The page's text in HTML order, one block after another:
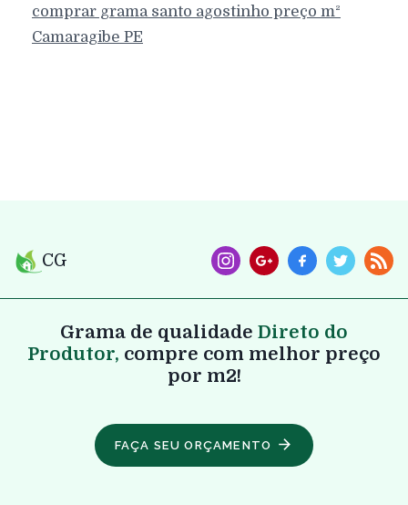
comprar grama santo agostinho preço m²
Camaragibe PE
CG
Grama de qualidade Direto do
Produtor, compre com melhor preço
por m2!
FAÇA SEU ORÇAMENTO